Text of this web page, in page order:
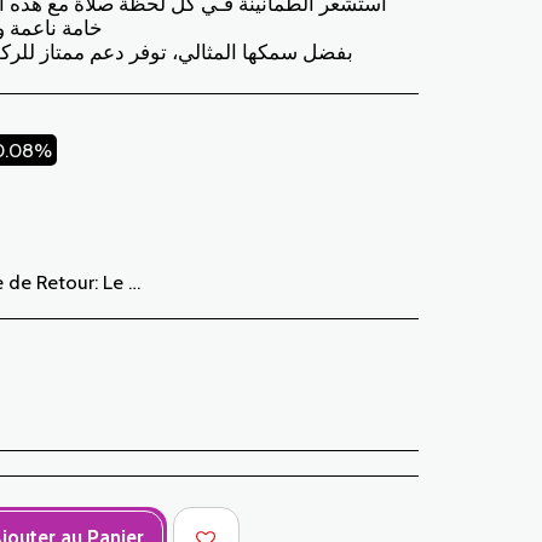
خامة ناعمة
بفضل سمكها المثالي، توفر دعم ممتاز
du Client. Le Client devra organiser le transport par ses propres moyens . En cas de retour, et après réception de la marchandise par JABADOR MAROC , le client sera remboursé dans un délai de 10 jours. Les cas ou les produits peuvent être échangés : – Erreur de la taille commandée (taille livrée différente de la taille commandée) – Erreur sur la couleur commandée (couleur livrée différente de la taille commandée) Les cas ou les produits peuvent être remboursées : – Erreur de la taille ou de la couleur commandée suivi d’une rupture de stock – Dans les cas précités les produits doivent nous être retournés dans l’état dans lequel vous les avez reçus avec l’ensemble des éléments (accessoires, emballage, notice…). Le remboursement se fera par versement ou virement bancaire. Les produits en solde ou en promotion ne peuvent faire l’objet d’un retour ou échange.